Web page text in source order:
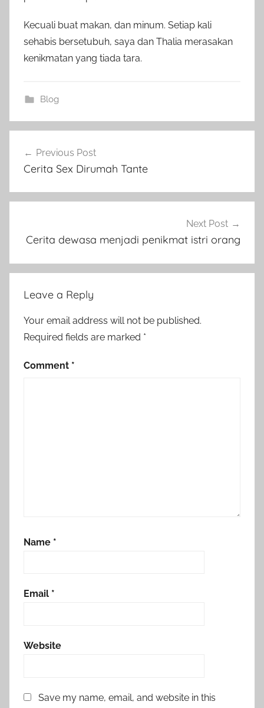
Kecuali buat makan, dan minum. Setiap kali
sehabis bersetubuh, saya dan Thalia merasakan
kenikmatan yang tiada tara.
Blog
navigation
Previous Post
Cerita Sex Dirumah Tante
Next Post
Cerita dewasa menjadi penikmat istri orang
Leave a Reply
Your email address will not be published.
Required fields are marked *
Comment *
Name *
Email *
Website
Save my name, email, and website in this